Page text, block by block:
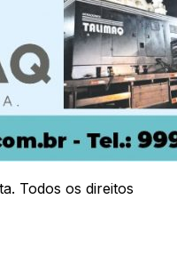
Todos os direitos